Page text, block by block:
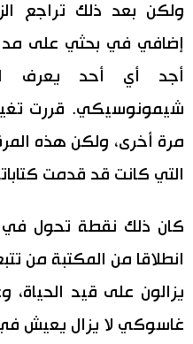
ولكن بعد ذلك تراجع
إضافي في بحثي على مدار
أجد أي أحد يعرف
شيمونوسيكي. قررت
مرة أخرى، ولكن هذه
التي كانت قد قدمت
كان ذلك نقطة تحول
انطلاقا من المكتبة من
يزالون على قيد